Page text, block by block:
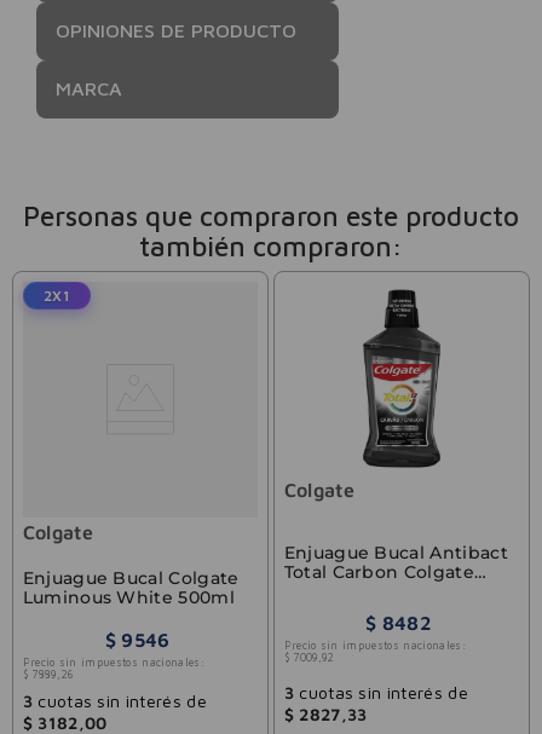
OPINIONES DE PRODUCTO
MARCA
Personas que compraron este producto
también compraron:
2X1
Colgate
Enjuague Bucal Colgate
Luminous White 500ml
$ 9546
Precio sin impuestos nacionales:
$ 7889 26
3cuotas sin interés de
$ 3182 00
Colgate
Enjuague Bucal Antibact
Total Carbon Colgate
$ 8482
Precio sin impuestos nacionales:
$ 7009 92
3cuotas sin interés de
$ 2827 33